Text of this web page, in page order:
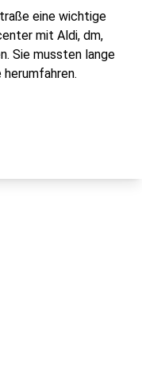
eine wichtige
mit Aldi, dm,
Sie mussten lange